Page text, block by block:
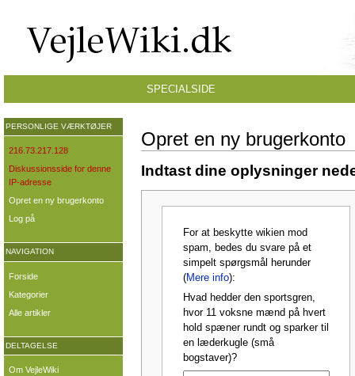
Opret en ny brugerkonto
Indtast dine oplysninger
For at beskytte wikien mod
spam, bedes du svare på et
simpelt spørgsmål herunder
(Mere info):
Hvad hedder den sportsgren,
hvor 11 voksne mænd på hvert
hold spæner rundt og sparker til
en læderkugle (små
bogstaver)?
SPECIALSIDE
PERSONLIGE VÆRKTØJER
216.73.217.128
Diskussionsside for denne
IP-adresse
Opret en ny brugerkonto
Log på
NAVIGATION
Forside
Kategorier
Alle artikler
DELTAGELSE
Om VejleWiki